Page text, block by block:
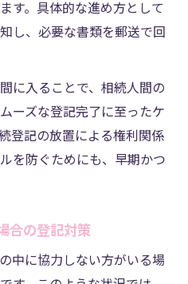
す。具体的な進め方として
し、必要な書類を郵送で回
に入ることで、相続人間の
ーズな登記完了に至ったケ
登記の放置による権利関係
を防ぐためにも、早期かつ
合の登記対策
中に協力しない方がいる場